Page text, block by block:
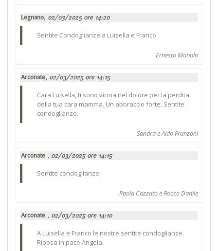
Legnano, 02/03/2025 ore 14:20
Sentite Condoglianze a Luisella e Franco
Ernesto Monolo
Arconate, 02/03/2025 ore 14:15
Cara Luisella, ti sono vicina nel dolore per la perdita
della tua cara mamma. Un abbraccio forte. Sentite
condoglianze.
Sandra e Aldo Franzoni
Arconate , 02/03/2025 ore 14:15
Sentite condoglianze.
Paola Cazzato e Rocco Danile
Arconate , 02/03/2025 ore 14:10
A Luisella e Franco le nostre sentite condoglianze.
Riposa in pace Angela.